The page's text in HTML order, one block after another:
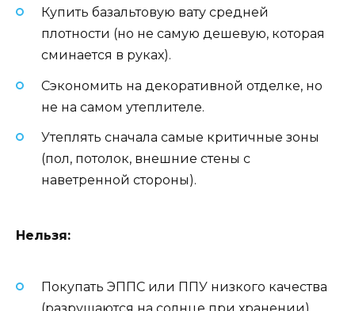
Купить базальтовую вату средней
плотности (но не самую дешевую, которая
сминается в руках).
Сэкономить на декоративной отделке, но
не на самом утеплителе.
Утеплять сначала самые критичные зоны
(пол, потолок, внешние стены с
наветренной стороны).
Нельзя:
Покупать ЭППС или ППУ низкого качества